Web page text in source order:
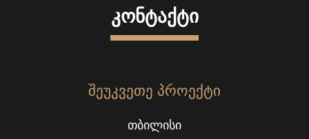
ᲙᲝᲜᲢᲐᲥᲢᲘ
ᲨᲔᲣᲙᲕᲔᲗᲔ ᲞᲠᲝᲔᲥᲢᲘ
ᲗᲑᲘᲚᲘᲡᲘ